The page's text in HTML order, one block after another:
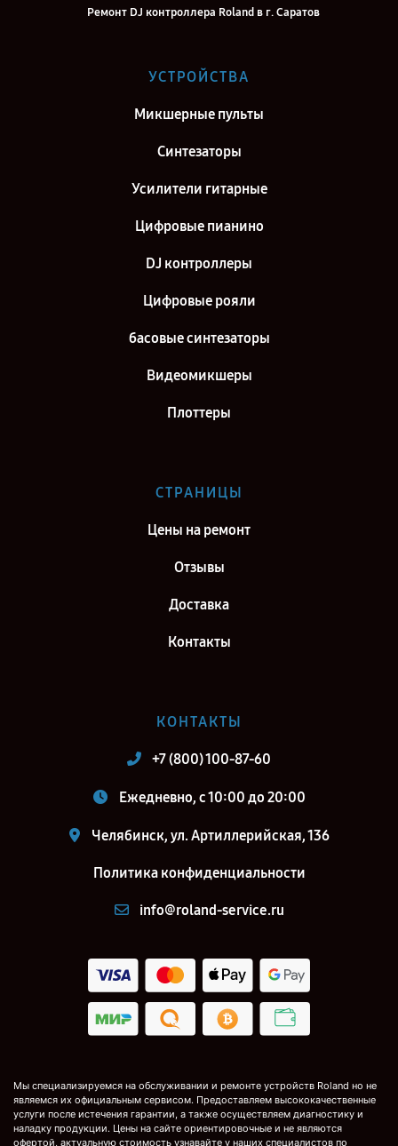
Ремонт DJ контроллера Roland в г. Саратов
Ремонт DJ контроллера Roland в г. Киров
Ремонт DJ контроллера Roland в г. Санкт-Петербург
УСТРОЙСТВА
Микшерные пульты
Синтезаторы
Усилители гитарные
Цифровые пианино
DJ контроллеры
Цифровые рояли
басовые синтезаторы
Видеомикшеры
Плоттеры
СТРАНИЦЫ
Цены на ремонт
Отзывы
Доставка
Контакты
КОНТАКТЫ
+7 (800) 100-87-60
Ежедневно, с 10:00 до 20:00
Челябинск, ул. Артиллерийская, 136
Политика конфиденциальности
info@roland-service.ru
Мы специализируемся на обслуживании и ремонте устройств Roland но не
являемся их официальным сервисом. Предоставляем высококачественные
услуги после истечения гарантии, а также осуществляем диагностику и
наладку продукции. Цены на сайте ориентировочные и не являются
офертой, актуальную стоимость узнавайте у наших специалистов по